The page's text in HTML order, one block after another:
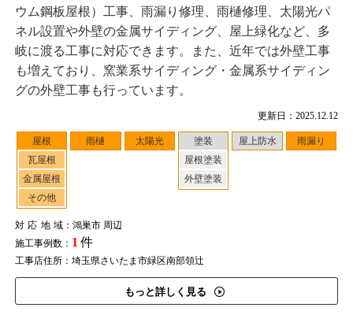
更新日：2025.12.12
屋根
瓦屋根
金属屋根
その他
雨樋 太陽光
塗装
屋根塗装
外壁塗装
屋上防水 雨漏り
対応地域：鴻巣市 周辺
施工事例数： 1 件
工事店住所：埼玉県さいたま市緑区南部領辻
もっと詳しく見る
ウム鋼板屋根）工事、雨漏り修理、雨樋修理、太陽光パ
ネル設置や外壁の金属サイディング、屋上緑化など、多
岐に渡る工事に対応できます。また、近年では外壁工事
も増えており、窯業系サイディング・金属系サイディン
グの外壁工事も行っています。